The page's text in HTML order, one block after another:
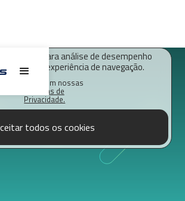
cookies para análise de desempenho
sua experiência de navegação.
Saiba mais em nossas
Políticas de
Privacidade.
todos os cookies